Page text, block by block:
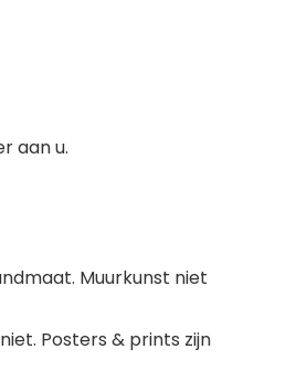
aan u.
Muurkunst niet
Posters & prints zijn